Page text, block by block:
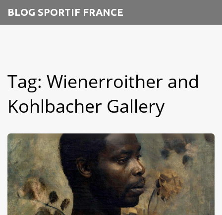
BLOG SPORTIF FRANCE
Tag: Wienerroither and
Kohlbacher Gallery